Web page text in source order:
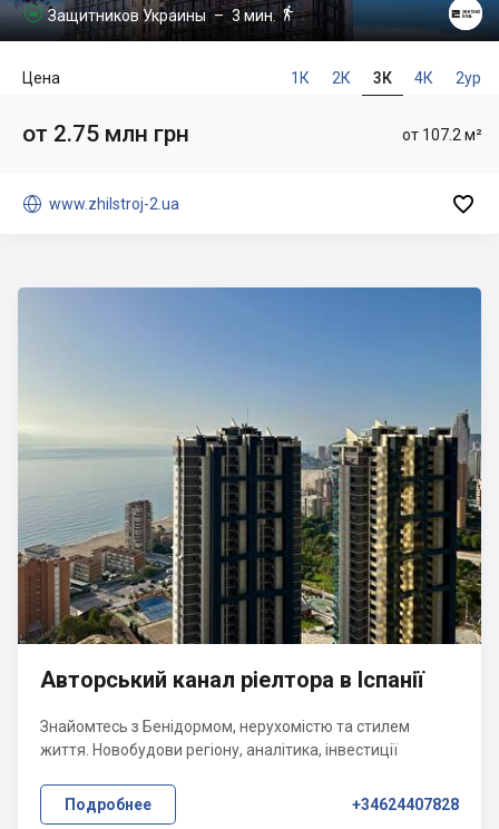
 Защитников Украины– 3 мин. 
1К 2К 3К 4К 2ур
Цена
от 107.2 м²
от 2.75 млн грн
 www.zhilstroj-2.ua 
Авторський канал ріелтора в Іспанії
Знайомтесь з Бенідормом, нерухомістю та стилем
життя. Новобудови регіону, аналітика, інвестиції
Подробнее +34624407828